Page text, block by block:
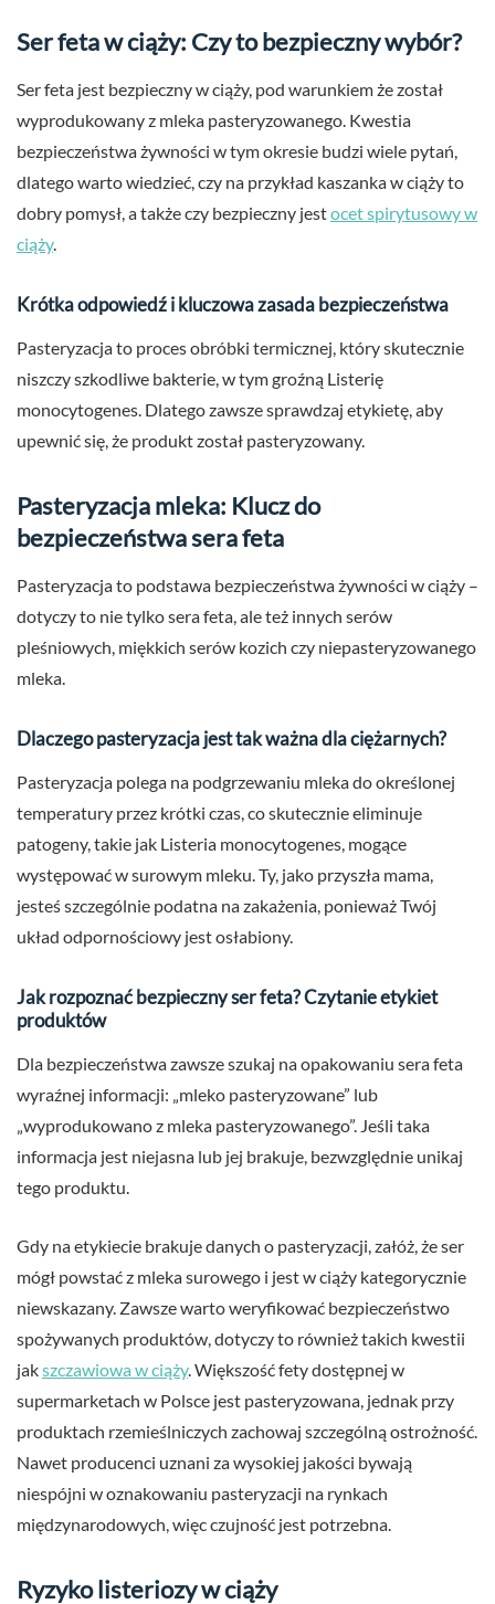
Ser feta w ciąży: Czy to bezpieczny wybór?
Ser feta jest bezpieczny w ciąży, pod warunkiem że został
wyprodukowany z mleka pasteryzowanego. Kwestia
bezpieczeństwa żywności w tym okresie budzi wiele pytań,
dlatego warto wiedzieć, czy na przykład kaszanka w ciąży to
dobry pomysł, a także czy bezpieczny jestocet spirytusowy w
ciąży.
Krótka odpowiedź i kluczowa zasada bezpieczeństwa
Pasteryzacja to proces obróbki termicznej, który skutecznie
niszczy szkodliwe bakterie, w tym groźną Listerię
monocytogenes. Dlatego zawsze sprawdzaj etykietę, aby
upewnić się, że produkt został pasteryzowany.
Pasteryzacja mleka: Klucz do
bezpieczeństwa sera feta
Pasteryzacja to podstawa bezpieczeństwa żywności w ciąży –
dotyczy to nie tylko sera feta, ale też innych serów
pleśniowych, miękkich serów kozich czy niepasteryzowanego
mleka.
Dlaczego pasteryzacja jest tak ważna dla ciężarnych?
Pasteryzacja polega na podgrzewaniu mleka do określonej
temperatury przez krótki czas, co skutecznie eliminuje
patogeny, takie jak Listeria monocytogenes, mogące
występować w surowym mleku. Ty, jako przyszła mama,
jesteś szczególnie podatna na zakażenia, ponieważ Twój
układ odpornościowy jest osłabiony.
Jak rozpoznać bezpieczny ser feta? Czytanie etykiet
produktów
Dla bezpieczeństwa zawsze szukaj na opakowaniu sera feta
wyraźnej informacji: „mleko pasteryzowane” lub
„wyprodukowano z mleka pasteryzowanego”. Jeśli taka
informacja jest niejasna lub jej brakuje, bezwzględnie unikaj
tego produktu.
Gdy na etykiecie brakuje danych o pasteryzacji, załóż, że ser
mógł powstać z mleka surowego i jest w ciąży kategorycznie
niewskazany. Zawsze warto weryfikować bezpieczeństwo
spożywanych produktów, dotyczy to również takich kwestii
jakszczawiowa w ciąży. Większość fety dostępnej w
supermarketach w Polsce jest pasteryzowana, jednak przy
produktach rzemieślniczych zachowaj szczególną ostrożność.
Nawet producenci uznani za wysokiej jakości bywają
niespójni w oznakowaniu pasteryzacji na rynkach
międzynarodowych, więc czujność jest potrzebna.
Ryzyko listeriozy w ciąży